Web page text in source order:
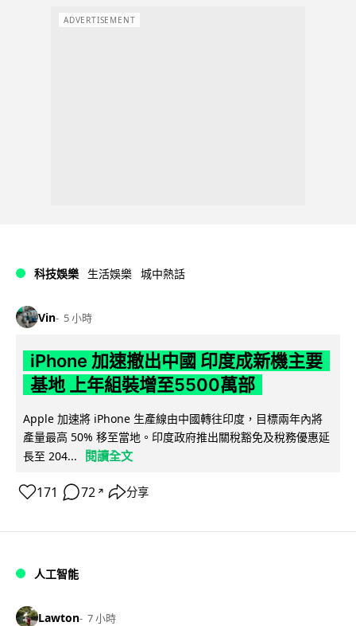
ADVERTISEMENT
科技娛樂 生活娛樂 城中熱話
Vin 5 小時
iPhone 加速撤出中國 印度成新機主要
基地 上年組裝增至5500萬部
Apple 加速將 iPhone 生產線由中國轉往印度，目標兩年內將
產量最高 50% 移至當地。印度政府推出關稅豁免及稅務優惠延
長至 204...
閱讀全文
171 72 ↗ 分享
人工智能
Lawton 7 小時